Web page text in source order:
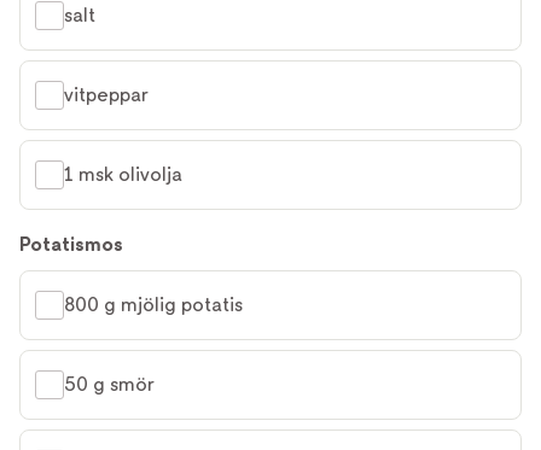
salt
vitpeppar
1 msk olivolja
Potatismos
800 g mjölig potatis
50 g smör